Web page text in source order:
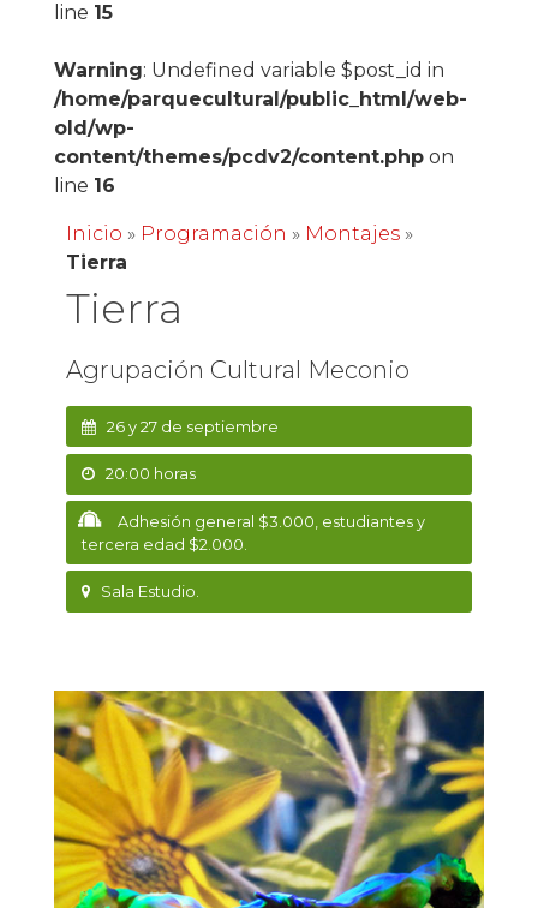
line 15
Warning: Undefined variable $post_id in
/home/parquecultural/public_html/web-
old/wp-
content/themes/pcdv2/content.phpon
line 16
Inicio » Programación » Montajes»
Tierra
Tierra
Agrupación Cultural Meconio
26 y 27 de septiembre
20:00 horas
Adhesión general $3.000, estudiantes y
tercera edad $2.000.
Sala Estudio.